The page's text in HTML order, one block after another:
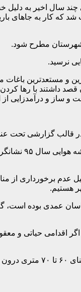
سال اخیر به
شد که کار به جاهای
شهرستان مطرح شود.
نرسید.
در سال ۹۴ رسما خبر از احیای باغات محلات داد و
قصد داشتند با رها
ساز و درآمدزایی از
عدم برخورداری از
هستیم.
کارشناسان عمدی بوده
اقدامی حیاتی و
و سجادی فرماندار وقت هم از در نظر